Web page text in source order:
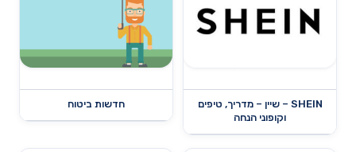
SHEIN – שיין – מדריך, טיפים
וקופוני הנחה
חדשות ביטוח